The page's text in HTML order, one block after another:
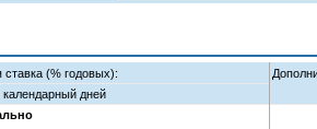
ставка (% годовых):
календарный дней